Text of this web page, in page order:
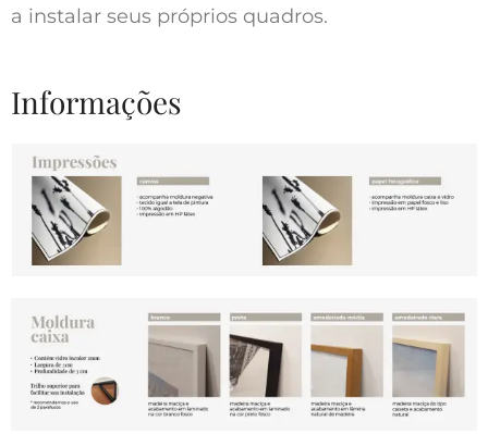
a instalar seus próprios quadros.
Informações